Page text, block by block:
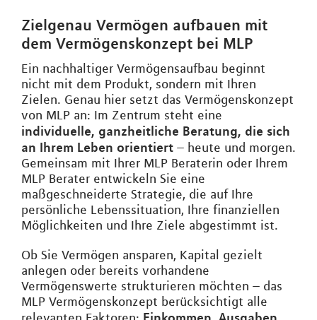
Zielgenau Vermögen aufbauen mit
dem Vermögenskonzept bei MLP
Ein nachhaltiger Vermögensaufbau beginnt
nicht mit dem Produkt, sondern mit Ihren
Zielen. Genau hier setzt das Vermögenskonzept
von MLP an: Im Zentrum steht eine
individuelle, ganzheitliche Beratung, die sich
an Ihrem Leben orientiert – heute und morgen.
Gemeinsam mit Ihrer MLP Beraterin oder Ihrem
MLP Berater entwickeln Sie eine
maßgeschneiderte Strategie, die auf Ihre
persönliche Lebenssituation, Ihre finanziellen
Möglichkeiten und Ihre Ziele abgestimmt ist.
Ob Sie Vermögen ansparen, Kapital gezielt
anlegen oder bereits vorhandene
Vermögenswerte strukturieren möchten – das
MLP Vermögenskonzept berücksichtigt alle